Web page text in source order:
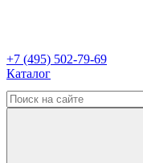
+7 (495) 502-79-69
Каталог